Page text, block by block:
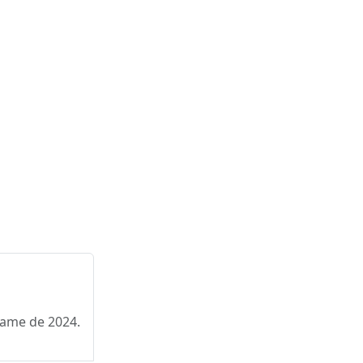
de 2024.